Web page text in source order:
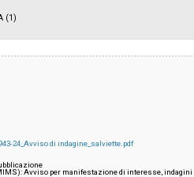
(1)
24_Avviso di indagine_salviette.pdf
Avviso per manifestazione di interesse, indagini